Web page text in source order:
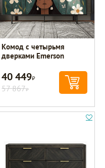
Комод с четырьмя
дверками Emerson
40 449Р
57 867Р